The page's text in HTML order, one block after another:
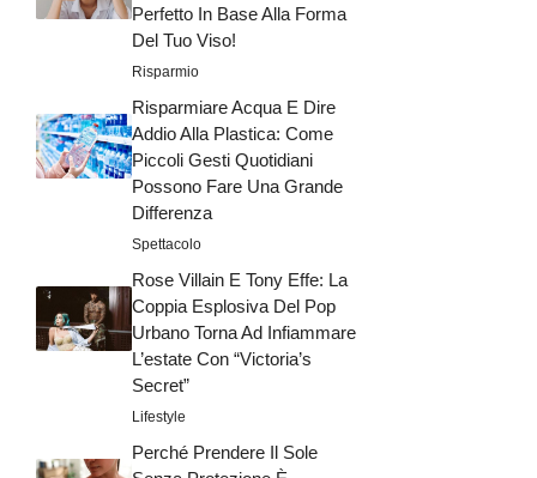
Perfetto In Base Alla Forma
Del Tuo Viso!
Risparmio
Risparmiare Acqua E Dire
Addio Alla Plastica: Come
Piccoli Gesti Quotidiani
Possono Fare Una Grande
Differenza
Spettacolo
Rose Villain E Tony Effe: La
Coppia Esplosiva Del Pop
Urbano Torna Ad Infiammare
L’estate Con “Victoria’s
Secret”
Lifestyle
Perché Prendere Il Sole